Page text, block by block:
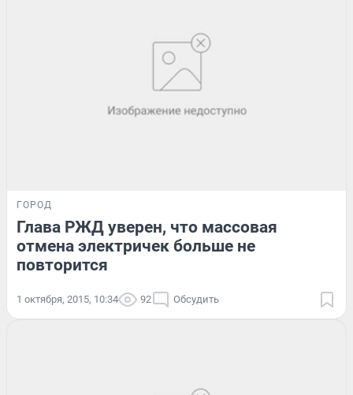
ГОРОД
Глава РЖД уверен, что массовая
отмена электричек больше не
повторится
1 октября, 2015, 10:34 92 Обсудить